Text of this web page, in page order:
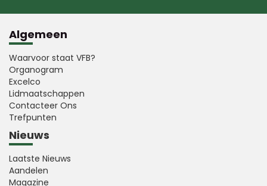
Algemeen
Waarvoor staat VFB?
Organogram
Excelco
Lidmaatschappen
Contacteer Ons
Trefpunten
Nieuws
Laatste Nieuws
Aandelen
Magazine